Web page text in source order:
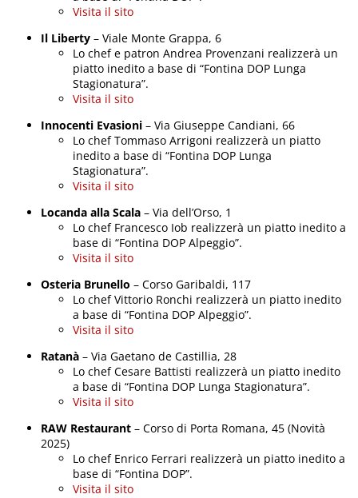
Visita il sito
Il Liberty – Viale Monte Grappa, 6
Lo chef e patron Andrea Provenzani realizzerà un
piatto inedito a base di “Fontina DOP Lunga
Stagionatura”.
Visita il sito
Innocenti Evasioni – Via Giuseppe Candiani, 66
Lo chef Tommaso Arrigoni realizzerà un piatto
inedito a base di “Fontina DOP Lunga
Stagionatura”.
Visita il sito
Locanda alla Scala – Via dell’Orso, 1
Lo chef Francesco Iob realizzerà un piatto inedito a
base di “Fontina DOP Alpeggio”.
Visita il sito
Osteria Brunello – Corso Garibaldi, 117
Lo chef Vittorio Ronchi realizzerà un piatto inedito
a base di “Fontina DOP Alpeggio”.
Visita il sito
Ratanà – Via Gaetano de Castillia, 28
Lo chef Cesare Battisti realizzerà un piatto inedito
a base di “Fontina DOP Lunga Stagionatura”.
Visita il sito
RAW Restaurant – Corso di Porta Romana, 45 (Novità
2025)
Lo chef Enrico Ferrari realizzerà un piatto inedito a
base di “Fontina DOP”.
Visita il sito